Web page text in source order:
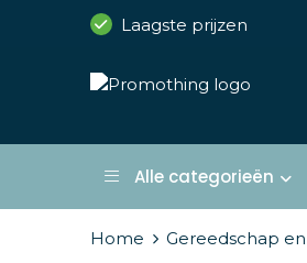
Laagste prijzen
Alle categorieën
Home Gereedschap